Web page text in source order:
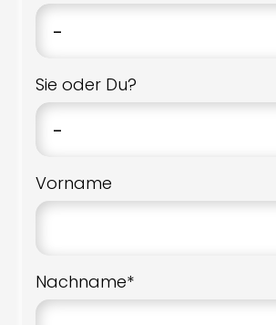
Sie oder Du?
Vorname
Nachname*